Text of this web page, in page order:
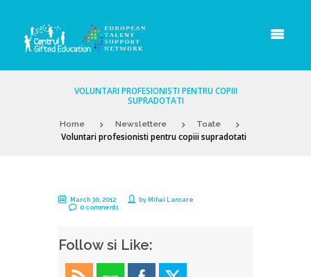
VOLUNTARI PROFESIONISTI PENTRU COPIII
SUPRADOTATI
Home Newslettere Toate
Voluntari profesionisti pentru copiii supradotati
March 30, 2012 by Mihai Lansare
0 comments
Follow si Like: